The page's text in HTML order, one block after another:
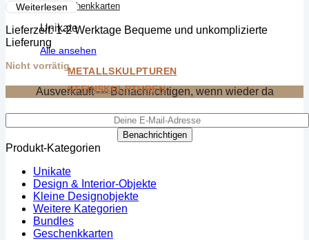
Geschenkkarten
Unikate
Alle ansehen
METALLSKULPTUREN
STEINSKULPTUREN
Einzigartigkeit für Ihren pelzigen Begleiter. Jedes Hundehalsband
wird mit einem kleinen Perlen-Schlüsselanhänger geliefert, ideal für
Mama oder Papa. Bestellen Sie jetzt und verleihen Sie Ihrem Hund
den Hauch von Afrika!
Weiterlesen
Lieferzeit:1-2 Werktage Bequeme und unkomplizierte
Lieferung
Nicht vorrätig
Ausverkauft — Benachrichtigen, wenn wieder da
Benachrichtigen
Produkt-Kategorien
Unikate
Design & Interior-Objekte
Kleine Designobjekte
Weitere Kategorien
Bundles
Geschenkkarten